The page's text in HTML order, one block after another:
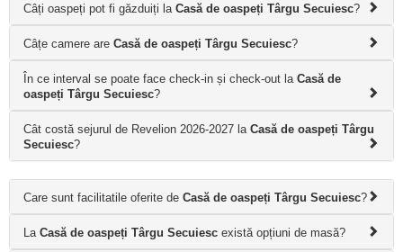
Câți oaspeți pot fi găzduiți la Casă de oaspeți Târgu Secuiesc?
Câțe camere are Casă de oaspeți Târgu Secuiesc?
În ce interval se poate face check-in și check-out la Casă de
oaspeți Târgu Secuiesc?
Cât costă sejurul de Revelion 2026-2027 la Casă de oaspeți Târgu
Secuiesc?
Care sunt facilitatile oferite de Casă de oaspeți Târgu Secuiesc?
La Casă de oaspeți Târgu Secuiesc există opțiuni de masă?